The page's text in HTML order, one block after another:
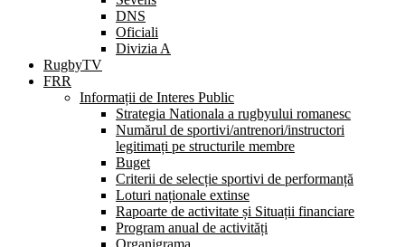
DNS
Oficiali
Divizia A
RugbyTV
FRR
Informații de Interes Public
Strategia Nationala a rugbyului romanesc
Numărul de sportivi/antrenori/instructori
legitimați pe structurile membre
Buget
Criterii de selecție sportivi de performanță
Loturi naționale extinse
Rapoarte de activitate și Situații financiare
Program anual de activități
Organigrama